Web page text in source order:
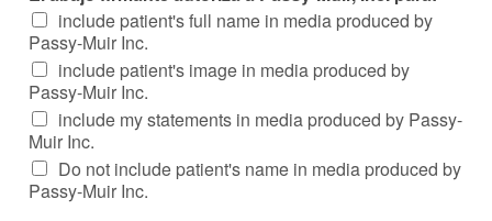
include patient's full name in media produced by
Passy-Muir Inc.
include patient's image in media produced by
Passy-Muir Inc.
include my statements in media produced by Passy-
Muir Inc.
Do not include patient's name in media produced by
Passy-Muir Inc.